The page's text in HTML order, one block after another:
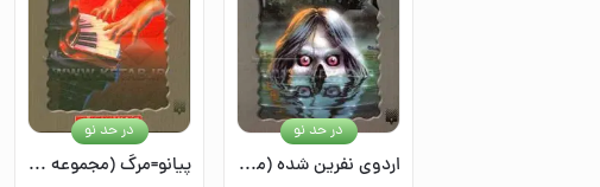
اردوی نفرین شده (مجموعه ترس و لرز)
در حد نو
پیانو=مرگ (مجموعه ترس و لرز)
در حد نو